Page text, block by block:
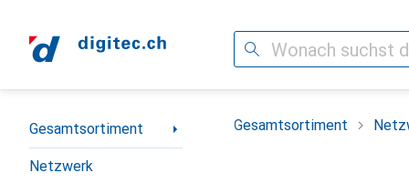
Suche
Navigation nach Kategorien
Gesamtsortiment
Netzwerk
Gesamtsortiment